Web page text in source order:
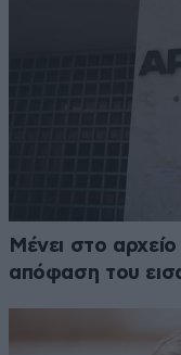
Μένει στο
απόφαση του